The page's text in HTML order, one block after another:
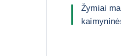
Žymiai